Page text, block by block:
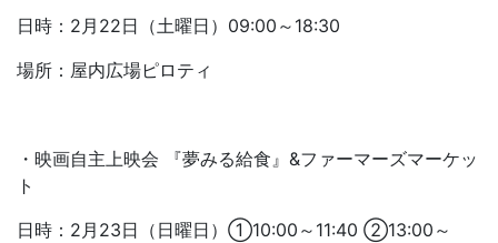
日時：2月22日（土曜日）09:00～18:30
場所：屋内広場ピロティ
・映画自主上映会 『夢みる給食』&ファーマーズマーケッ
ト
日時：2月23日（日曜日）①10:00～11:40 ②13:00～